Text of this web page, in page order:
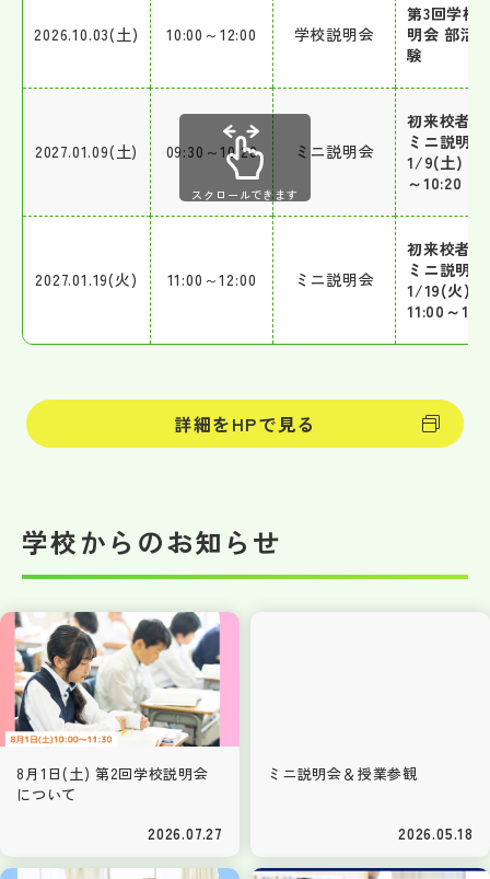
2026.10.03(土) 10:00～12:00 学校説明会
第3回学校
明会 部活
験
2027.01.09(土) 09:30～10:20 ミニ説明会
初来校者
ミニ説明会
1/9(土)
～10:20
2027.01.19(火) 11:00～12:00 ミニ説明会
初来校者
ミニ説明会
1/19(火)
11:00～
スクロールできます
詳細をHPで見る
学校からのお知らせ
8月1日(土) 第2回学校説明会
について
2026.07.27
ミニ説明会＆授業参観
2026.05.18